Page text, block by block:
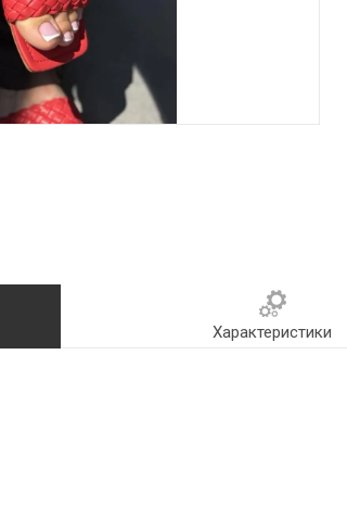
Характеристики